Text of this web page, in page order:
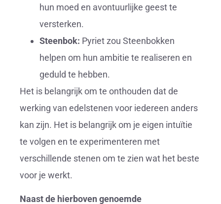
hun moed en avontuurlijke geest te
versterken.
Steenbok: Pyriet zou Steenbokken
helpen om hun ambitie te realiseren en
geduld te hebben.
Het is belangrijk om te onthouden dat de
werking van edelstenen voor iedereen anders
kan zijn. Het is belangrijk om je eigen intuïtie
te volgen en te experimenteren met
verschillende stenen om te zien wat het beste
voor je werkt.
Naast de hierboven genoemde